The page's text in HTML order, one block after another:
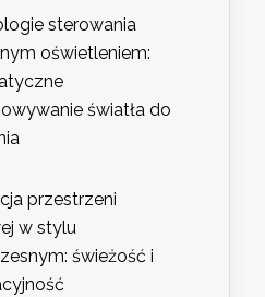
sterowania
oświetleniem:
światła do
przestrzeni
w stylu
świeżość i